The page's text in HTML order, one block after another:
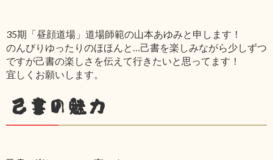
35期「昼顔道場」道場師範の山本あゆみと申します！
のんびりゆったりのほほんと…己書を楽しみながら少しずつ
ですが己書の楽しさを伝えて行きたいと思ってます！
宜しくお願いします。
己書の魅力